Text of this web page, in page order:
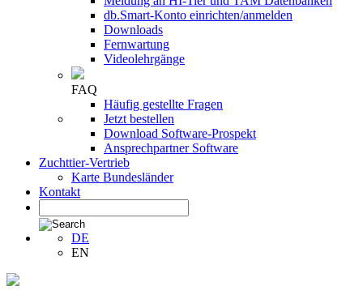
db.Smart-Konto einrichten/anmelden
Downloads
Fernwartung
Videolehrgänge
FAQ
Häufig gestellte Fragen
Jetzt bestellen
Download Software-Prospekt
Ansprechpartner Software
Zuchttier-Vertrieb
Karte Bundesländer
Kontakt
DE
EN